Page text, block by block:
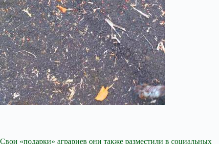
Свои «подарки» аграриев они также разместили в социальных